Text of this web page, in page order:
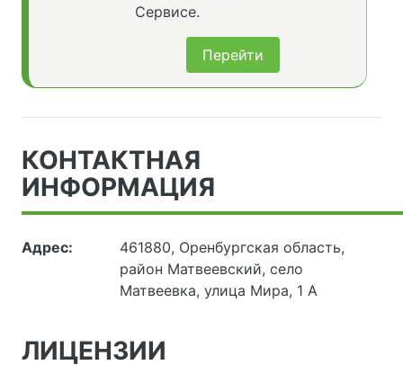
Сервисе.
Перейти
КОНТАКТНАЯ
ИНФОРМАЦИЯ
Адрес:
461880, Оренбургская область,
район Матвеевский, село
Матвеевка, улица Мира, 1 А
ЛИЦЕНЗИИ